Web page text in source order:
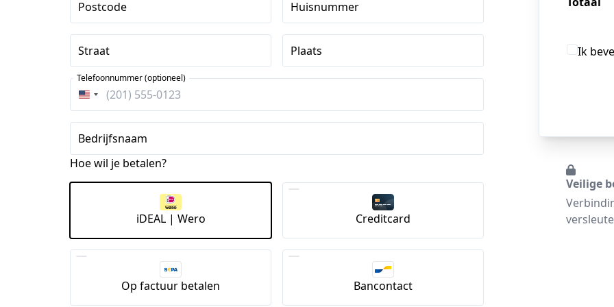
Postcode Huisnummer
Straat Plaats
Verenigde
Staten
+1
Telefoonnummer (optioneel)
Bedrijfsnaam
Hoe wil je betalen?
iDEAL | Wero Creditcard
Op factuur betalen Bancontact
Ik
Veilige